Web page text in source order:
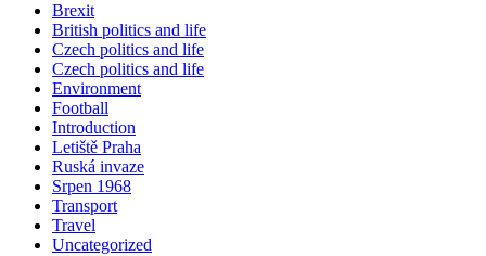
Brexit
British politics and life
Czech politics and life
Czech politics and life
Environment
Football
Introduction
Letiště Praha
Ruská invaze
Srpen 1968
Transport
Travel
Uncategorized